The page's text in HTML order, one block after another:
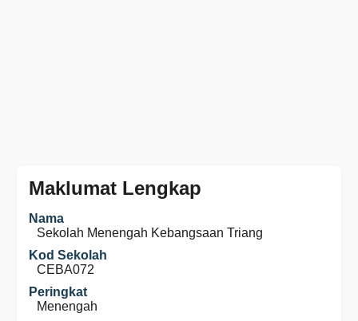
Maklumat Lengkap
Nama
Sekolah Menengah Kebangsaan Triang
Kod Sekolah
CEBA072
Peringkat
Menengah